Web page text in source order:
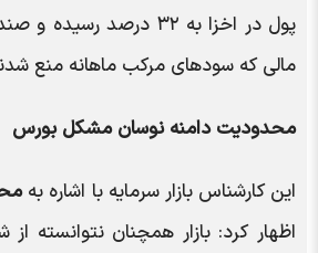
پول در اخزا به ۳۲ درصد
مالی که سود‌های مرکب ماهانه منع
محدودیت دامنه نوسان مشکل بورس
این کارشناس بازار سرمایه با اشاره به
اظهار کرد: بازار همچنان نتوانسته